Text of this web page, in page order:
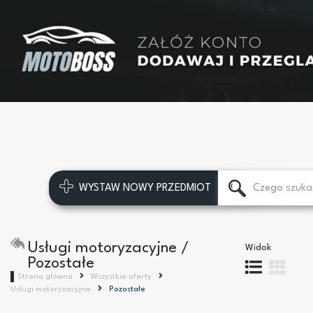
WYSTAW NOWY PRZEDMIOT
Usługi motoryzacyjne /
Pozostałe
Strona główna
Wszystkie oferty
Usługi motoryzacyjne
Pozostałe
Widok